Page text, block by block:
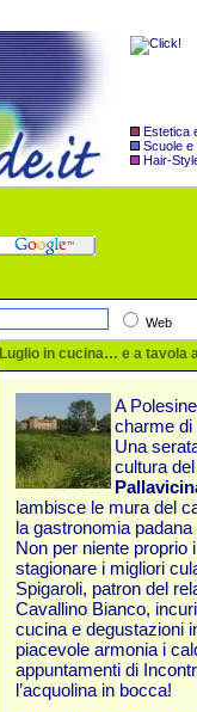
Estetica
Scuole e
Hair-
Web
Luglio in cucina… e a tavola
A
charme di
Una
cultura
lambisce le mura del
la gastronomia
Non per niente proprio
stagionare i migliori
Spigaroli, patron del
Cavallino Bianco,
cucina e degustazioni
piacevole armonia i
appuntamenti di
l’acquolina in bocca!